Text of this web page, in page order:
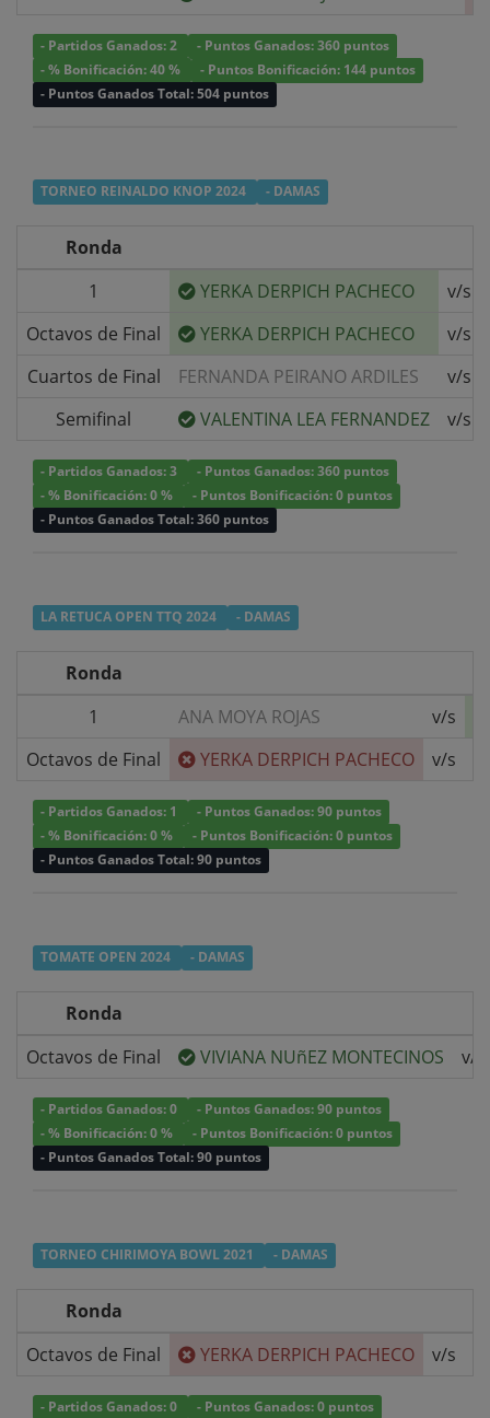
- Partidos Ganados: 2
- Puntos Ganados: 360 puntos
- % Bonificación: 40 %
- Puntos Bonificación: 144 puntos
- Puntos Ganados Total: 504 puntos
TORNEO REINALDO KNOP 2024 - DAMAS
Ronda
1
YERKA DERPICH PACHECO v/s
Octavos de Final
YERKA DERPICH PACHECO v/s
Cuartos de Final
FERNANDA PEIRANO ARDILES
v/s
Semifinal
VALENTINA LEA FERNANDEZ v/s
- Partidos Ganados: 3
- Puntos Ganados: 360 puntos
- % Bonificación: 0 %
- Puntos Bonificación: 0 puntos
- Puntos Ganados Total: 360 puntos
LA RETUCA OPEN TTQ 2024 - DAMAS
Ronda
1
ANA MOYA ROJAS
v/s
Octavos de Final
YERKA DERPICH PACHECO v/s
- Partidos Ganados: 1
- Puntos Ganados: 90 puntos
- % Bonificación: 0 %
- Puntos Bonificación: 0 puntos
- Puntos Ganados Total: 90 puntos
TOMATE OPEN 2024 - DAMAS
Ronda
Octavos de Final
VIVIANA NUñEZ MONTECINOS v/s
- Partidos Ganados: 0
- Puntos Ganados: 90 puntos
- % Bonificación: 0 %
- Puntos Bonificación: 0 puntos
- Puntos Ganados Total: 90 puntos
TORNEO CHIRIMOYA BOWL 2021 - DAMAS
Ronda
Octavos de Final
YERKA DERPICH PACHECO v/s
- Partidos Ganados: 0
- Puntos Ganados: 0 puntos